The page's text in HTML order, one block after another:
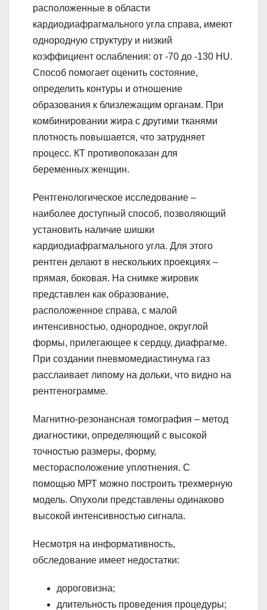
расположенные в области
кардиодиафрагмального угла справа, имеют
однородную структуру и низкий
коэффициент ослабления: от -70 до -130 HU.
Способ помогает оценить состояние,
определить контуры и отношение
образования к близлежащим органам. При
комбинировании жира с другими тканями
плотность повышается, что затрудняет
процесс. КТ противопоказан для
беременных женщин.
Рентгенологическое исследование –
наиболее доступный способ, позволяющий
установить наличие шишки
кардиодиафрагмального угла. Для этого
рентген делают в нескольких проекциях –
прямая, боковая. На снимке жировик
представлен как образование,
расположенное справа, с малой
интенсивностью, однородное, округлой
формы, прилегающее к сердцу, диафрагме.
При создании пневмомедиастинума газ
расслаивает липому на дольки, что видно на
рентгенограмме.
Магнитно-резонансная томография – метод
диагностики, определяющий с высокой
точностью размеры, форму,
месторасположение уплотнения. С
помощью МРТ можно построить трехмерную
модель. Опухоли представлены одинаково
высокой интенсивностью сигнала.
Несмотря на информативность,
обследование имеет недостатки:
дороговизна;
длительность проведения процедуры;